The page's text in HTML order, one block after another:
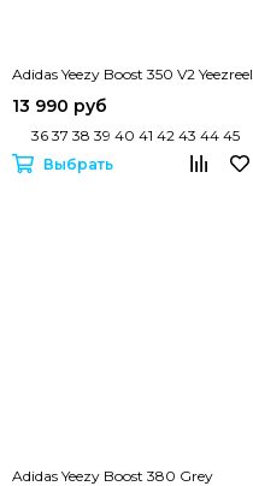
Adidas Yeezy Boost 350 V2 Yeezreel
13 990 руб
36 37 38 39 40 41 42 43 44 45
Выбрать
Adidas Yeezy Boost 380 Grey